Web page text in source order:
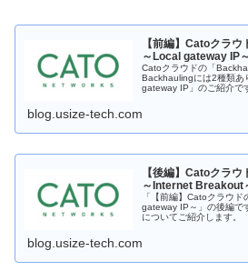
【前編】Catoクラ
～Local gateway IP～
Catoクラウドの「
Backhaulingには2種類あ
gateway IP」のご紹介で
blog.usize-tech.com
【後編】Catoクラ
～Internet Breakout
「【前編】Catoクラウ
gateway IP～」の後編で
についてご紹介します。
blog.usize-tech.com